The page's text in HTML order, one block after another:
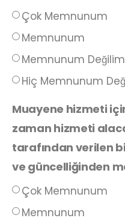
Çok Memnunum
Memnunum
Memnunum Değilim
Hiç Memnunum
Muayene hizmeti
zaman hizmeti
tarafından verilen
ve güncelliğinden
Çok Memnunum
Memnunum